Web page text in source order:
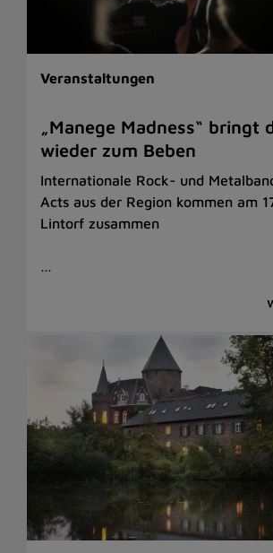
Veranstaltungen
„Manege Madness“ bringt
wieder zum Beben
Internationale Rock- und
Acts aus der Region kommen am
Lintorf zusammen
…